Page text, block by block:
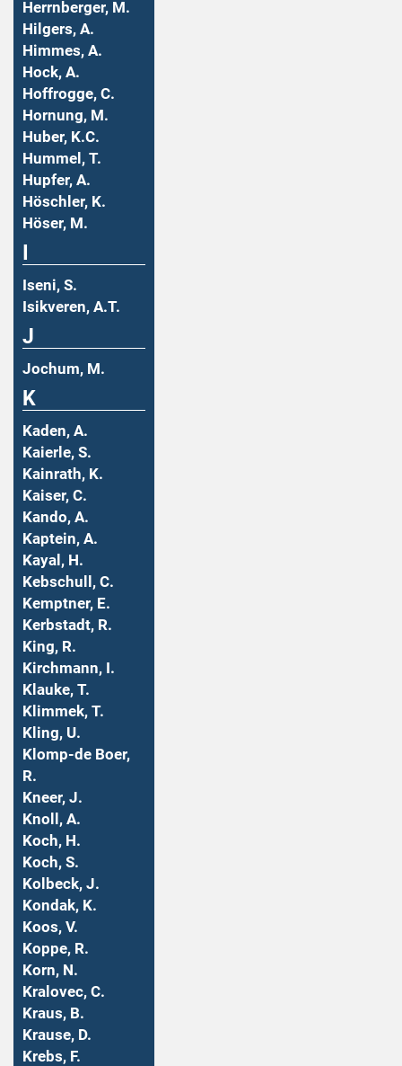
Herrnberger, M.
Hilgers, A.
Himmes, A.
Hock, A.
Hoffrogge, C.
Hornung, M.
Huber, K.C.
Hummel, T.
Hupfer, A.
Höschler, K.
Höser, M.
Iseni, S.
Isikveren, A.T.
J
Jochum, M.
K
Kaden, A.
Kaierle, S.
Kainrath, K.
Kaiser, C.
Kando, A.
Kaptein, A.
Kayal, H.
Kebschull, C.
Kemptner, E.
Kerbstadt, R.
King, R.
Kirchmann, I.
Klauke, T.
Klimmek, T.
Kling, U.
Klomp-de Boer,
R.
Kneer, J.
Knoll, A.
Koch, H.
Koch, S.
Kolbeck, J.
Kondak, K.
Koos, V.
Koppe, R.
Korn, N.
Kralovec, C.
Kraus, B.
Krause, D.
Krebs, F.